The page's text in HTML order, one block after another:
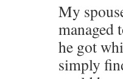
My
managed
he got
simply